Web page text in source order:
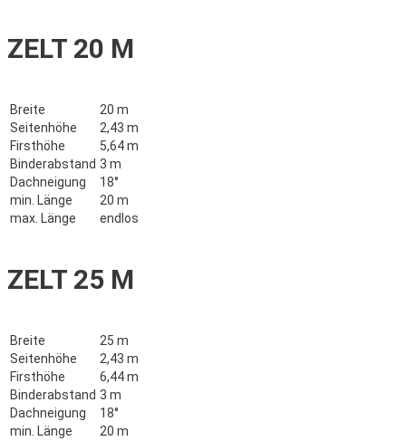
ZELT 20 M
Breite
20 m
Seitenhöhe
2,43 m
Firsthöhe
5,64 m
Binderabstand 3 m
Dachneigung
18°
min. Länge
20 m
max. Länge
endlos
ZELT 25 M
Breite
25 m
Seitenhöhe
2,43 m
Firsthöhe
6,44 m
Binderabstand 3 m
Dachneigung
18°
min. Länge
20 m